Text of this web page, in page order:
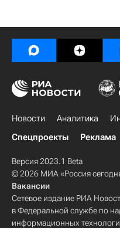
Новости Аналитика
Спецпроекты
Реклама
Версия 2023.1 Beta
© 2026 МИА «Россия
Вакансии
Сетевое издание РИА
в Федеральной службе по
информационных